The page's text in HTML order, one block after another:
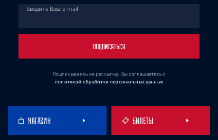
Введите Ваш e-mail
ПОДПИСАТЬСЯ
Подписываясь на рассылку, Вы соглашаетесь с
политикой обработки персональных данных
МАГАЗИН БИЛЕТЫ